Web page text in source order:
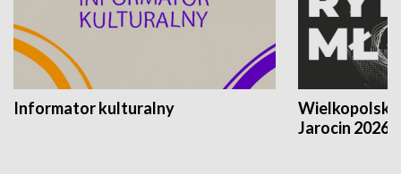
Informator kulturalny
Jarocin 2026